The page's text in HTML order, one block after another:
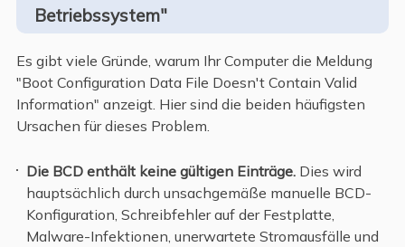
Betriebssystem"
Es gibt viele Gründe, warum Ihr Computer die Meldung
"Boot Configuration Data File Doesn't Contain Valid
Information" anzeigt. Hier sind die beiden häufigsten
Ursachen für dieses Problem.
Die BCD enthält keine gültigen Einträge. Dies wird
hauptsächlich durch unsachgemäße manuelle BCD-
Konfiguration, Schreibfehler auf der Festplatte,
Malware-Infektionen, unerwartete Stromausfälle und